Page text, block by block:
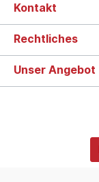
Kontakt
Rechtliches
Unser Angebot